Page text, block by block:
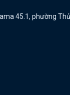
45.1, phường